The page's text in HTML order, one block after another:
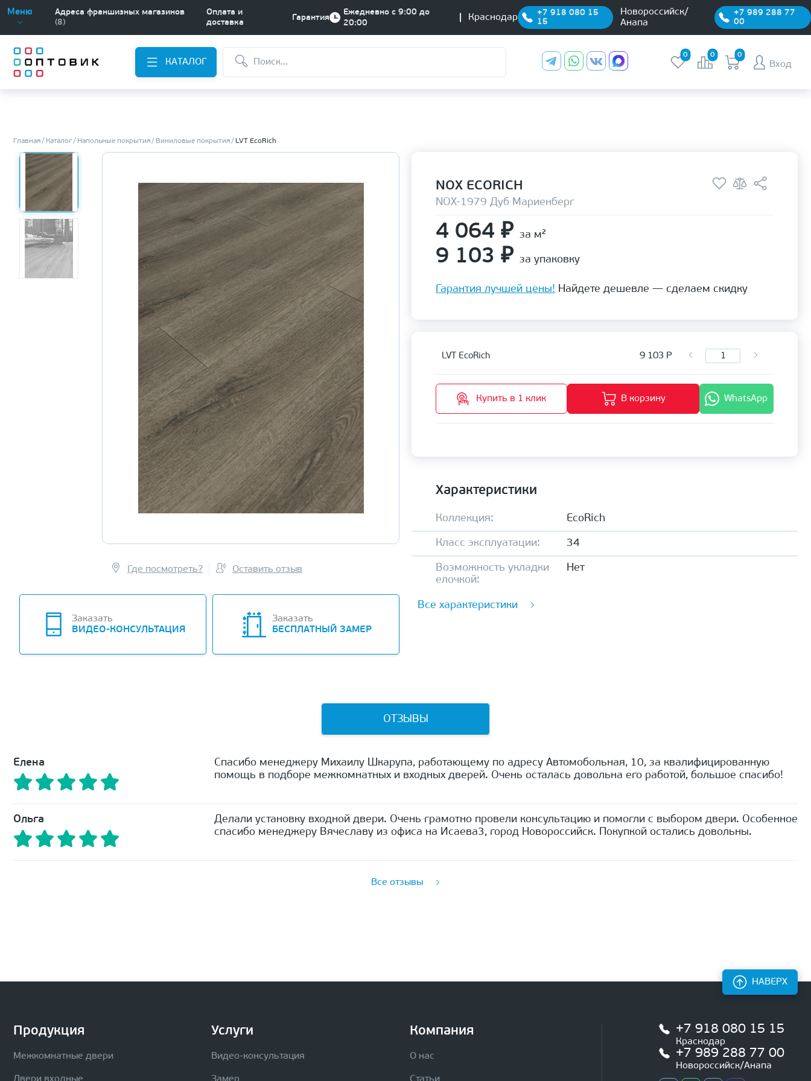
Меню
Адреса франшизных магазинов
(8)
Оплата и
доставка
Гарантия
Ежедневно с 9:00 до
20:00
Краснодар
+7 918 080 15
15
Новороссийск/
Анапа
+7 989 288 77
00
КАТАЛОГ
0 0 0
Вход
Главная Каталог Напольные покрытия Виниловые покрытия LVT EcoRich
Где посмотреть? Оставить отзыв
Заказать
ВИДЕО-КОНСУЛЬТАЦИЯ
Заказать
БЕСПЛАТНЫЙ ЗАМЕР
NOX ECORICH
NOX-1979 Дуб Мариенберг
4 064 ₽ за м²
9 103 ₽ за упаковку
Гарантия лучшей цены! Найдете дешевле — сделаем скидку
LVT EcoRich 9 103 Р
Купить в 1 клик В корзину WhatsApp
Характеристики
Коллекция: EcoRich
Класс эксплуатации: 34
Возможность укладки
елочкой:
Нет
Все характеристики
ОТЗЫВЫ
Елена
Спасибо менеджеру Михаилу Шкарупа, работающему по адресу Автомобольная, 10, за квалифицированную
помощь в подборе межкомнатных и входных дверей. Очень осталась довольна его работой, большое спасибо!
Ольга
Делали установку входной двери. Очень грамотно провели консультацию и помогли с выбором двери. Особенное
спасибо менеджеру Вячеславу из офиса на Исаева3, город Новороссийск. Покупкой остались довольны.
Все отзывы
Продукция
Межкомнатные двери
Услуги
Видео-консультация
Компания
О нас
+7 918 080 15 15
Краснодар
+7 989 288 77 00
Новороссийск/Анапа
НАВЕРХ